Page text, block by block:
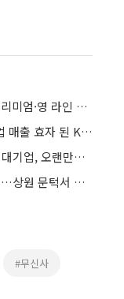
‘2030, 수트 시장 새 주역’…패션업계, 프리미엄·영 라인 투트랙 강화
립밤 32만개·향수 매출 68%↑...패션기업 매출 효자 된 K뷰티
‘날씨야 고마워, 외국인도 땡큐”⋯K패션 대기업, 오랜만에 실적 ‘기지개’
美 클래리티 법안 연내 통과 가능성 13%…상원 문턱서 제동
#무신사